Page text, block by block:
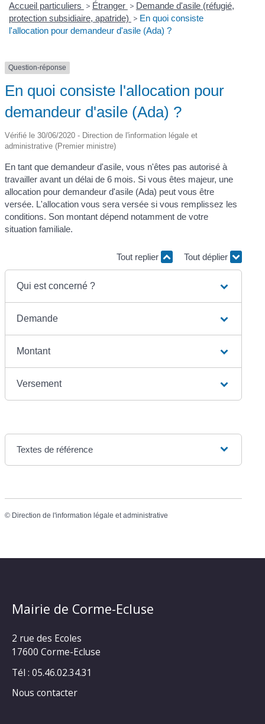
Accueil particuliers > Étranger > Demande d'asile (réfugié,
protection subsidiaire, apatride) > En quoi consiste
l'allocation pour demandeur d'asile (Ada) ?
Question-réponse
En quoi consiste l'allocation pour
demandeur d'asile (Ada) ?
Vérifié le 30/06/2020 - Direction de l'information légale et
administrative (Premier ministre)
En tant que demandeur d'asile, vous n'êtes pas autorisé à
travailler avant un délai de 6 mois. Si vous êtes majeur, une
allocation pour demandeur d'asile (Ada) peut vous être
versée. L'allocation vous sera versée si vous remplissez les
conditions. Son montant dépend notamment de votre
situation familiale.
Tout replier Tout déplier
Qui est concerné ?
Demande
Montant
Versement
Textes de référence
© Direction de l'information légale et administrative
Mairie de Corme-Ecluse
2 rue des Ecoles
17600 Corme-Ecluse
Tél : 05.46.02.34.31
Nous contacter